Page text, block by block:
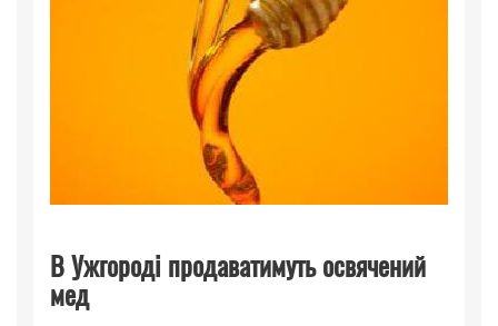
В Ужгороді продаватимуть освячений
мед